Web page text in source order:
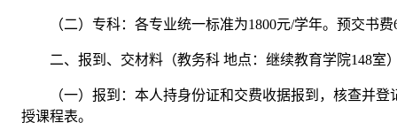
（二）专科：各专业统一标准为1800元/学年。预交书费
二、报到、交材料（教务科 地点：继续教育学院148室
（一）报到：本人持身份证和交费收据报到，核查并
授课程表。